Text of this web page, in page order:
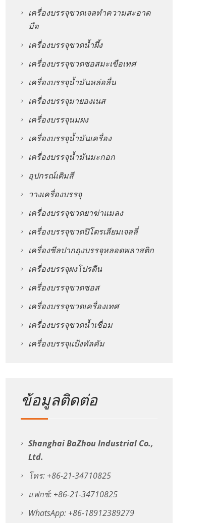
เครื่องบรรจุขวดเจลทำความสะอาด
มือ
เครื่องบรรจุขวดน้ำผึ้ง
เครื่องบรรจุขวดซอสมะเขือเทศ
เครื่องบรรจุน้ำมันหล่อลื่น
เครื่องบรรจุมายองเนส
เครื่องบรรจุนมผง
เครื่องบรรจุน้ำมันเครื่อง
เครื่องบรรจุน้ำมันมะกอก
อุปกรณ์เติมสี
วางเครื่องบรรจุ
เครื่องบรรจุขวดยาฆ่าแมลง
เครื่องบรรจุขวดปิโตรเลียมเจลลี่
เครื่องซีลปากถุงบรรจุหลอดพลาสติก
เครื่องบรรจุผงโปรตีน
เครื่องบรรจุขวดซอส
เครื่องบรรจุขวดเครื่องเทศ
เครื่องบรรจุขวดน้ำเชื่อม
เครื่องบรรจุแป้งทัลคัม
ข้อมูลติดต่อ
Shanghai BaZhou Industrial Co.,
Ltd.
โทร: +86-21-34710825
แฟกซ์: +86-21-34710825
WhatsApp: +86-18912389279